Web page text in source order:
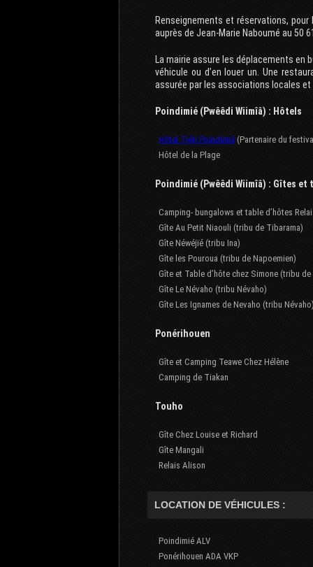
Renseignements et réservations,
auprès de Jean-Marie Naboumé au 50
La mairie assure les déplacements en
véhicule ou d’en louer un. Une
assurée par les associations locales
Poindimié (Pwêêdi Wiimîâ) : Hôtels
Hôtel Tiéti Poindimié (Partenaire du
Hôtel de la Plage
Poindimié (Pwêêdi Wiimîâ) : Gîtes et
Camping- bungalows et table d’hôtes
Gîte Au Petit Niaouli (tribu de Tibarama)
Gîte Néwéjïé (tribu Ina)
Gîte les Pouroua (tribu de Napoemien)
Gîte et Table d’hôte chez Simone (tribu
Gîte Le Névaho (tribu Névaho)
Gîte Les Ignames de Nevaho (tribu
Ponérihouen
Gîte et Camping Teawe Chez Hélène
Camping de Tiakan
Touho
Gîte Chez Louise et Richard
Gîte Mangali
Relais Alison
LOCATION DE VÉHICULES :
Poindimié ALV
Ponérihouen ADA VKP